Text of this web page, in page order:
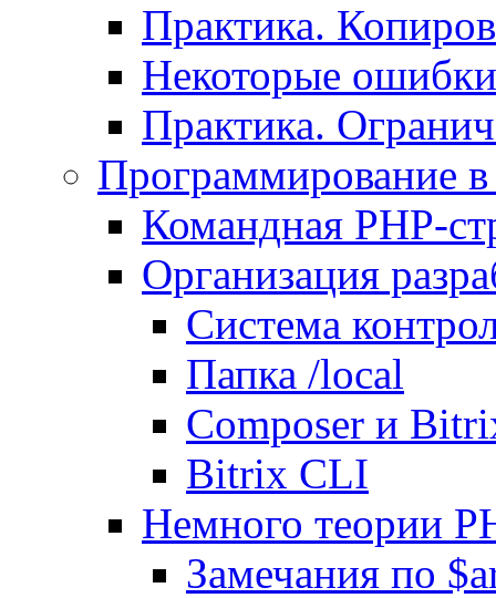
Практика.
Некоторые
Практика.
Программирование
Командная PHP-
Организация
Система
Папка /local
Composer и
Bitrix CLI
Немного теории
Замечания по